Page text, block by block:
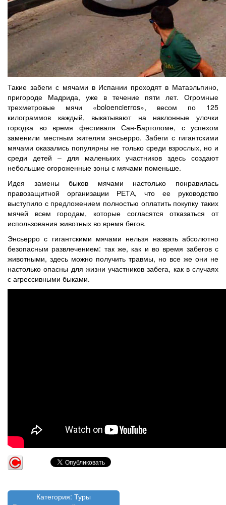
Такие забеги с мячами в Испании проходят в Матаэльпино,
пригороде Мадрида, уже в течение пяти лет. Огромные
трехметровые мячи «boloencierros», весом по 125
килограммов каждый, выкатывают на наклонные улочки
городка во время фестиваля Сан-Бартоломе, с успехом
заменили местным жителям энсьерро. Забеги с гигантскими
мячами оказались популярны не только среди взрослых, но и
среди детей – для маленьких участников здесь создают
небольшие огороженные зоны с мячами поменьше.
Идея замены быков мячами настолько понравилась
правозащитной организации РЕТА, что ее руководство
выступило с предложением полностью оплатить покупку таких
мячей всем городам, которые согласятся отказаться от
использования животных во время бегов.
Энсьерро с гигантскими мячами нельзя назвать абсолютно
безопасным развлечением: так же, как и во время забегов с
животными, здесь можно получить травмы, но все же они не
настолько опасны для жизни участников забега, как в случаях
с агрессивными быками.
Категория: Туры